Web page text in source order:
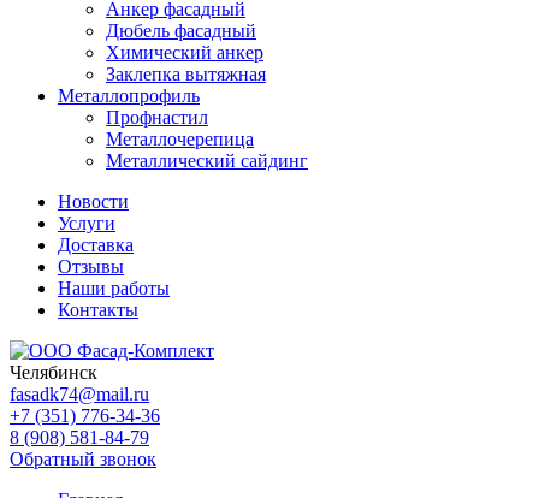
Анкер фасадный
Дюбель фасадный
Химический анкер
Заклепка вытяжная
Металлопрофиль
Профнастил
Металлочерепица
Металлический сайдинг
Новости
Услуги
Доставка
Отзывы
Наши работы
Контакты
Челябинск
fasadk74@mail.ru
+7 (351) 776-34-36
8 (908) 581-84-79
Обратный звонок